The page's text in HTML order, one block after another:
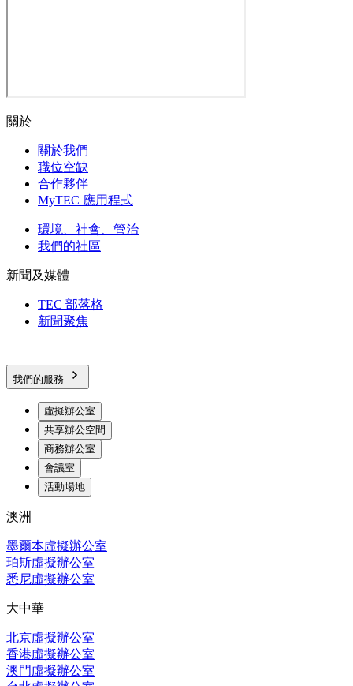
關於
關於我們
職位空缺
合作夥伴
MyTEC 應用程式
環境、社會、管治
我們的社區
新聞及媒體
TEC 部落格
新聞聚焦
我們的服務
虛擬辦公室
共享辦公空間
商務辦公室
會議室
活動場地
澳洲
墨爾本虛擬辦公室
珀斯虛擬辦公室
悉尼虛擬辦公室
大中華
北京虛擬辦公室
香港虛擬辦公室
澳門虛擬辦公室